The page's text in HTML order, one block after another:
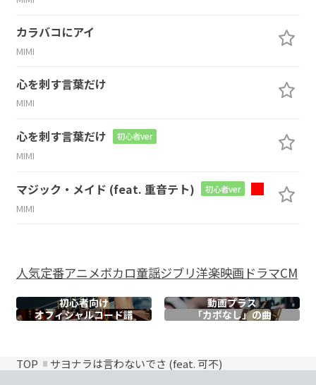
カラバコにアイ
MIMI
心を刺す言葉だけ
MIMI
心を刺す言葉だけ 初心者ver
MIMI
マジック・メイド (feat. 重音テト) 初心者ver
MIMI
人気定番アニメボカロ童謡ジブリ洋楽映画ドラマCM
初心者向け
動画プラス
オフィシャルコード譜 「カポなし」の曲
TOP サヨナラは言わないでさ (feat. 可不)